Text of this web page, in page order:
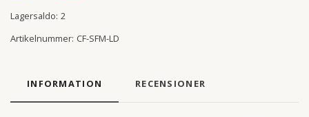
Lagersaldo: 2
Artikelnummer: CF-SFM-LD
INFORMATION RECENSIONER